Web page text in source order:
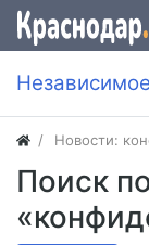
Новости:
Поиск